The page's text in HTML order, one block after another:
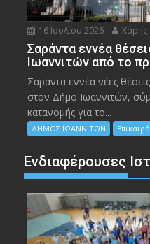
16 Ιουλίου 2026
Σαράντα εννέα
Ιωαννιτών από το
Σαράντα εννέα νέες
στον Δήμο Ιωαννιτών,
κατανομής για το...
ΔΗΜΟΣ ΙΩΑΝΝΙΤΩΝ
Ενδιαφέρουσες